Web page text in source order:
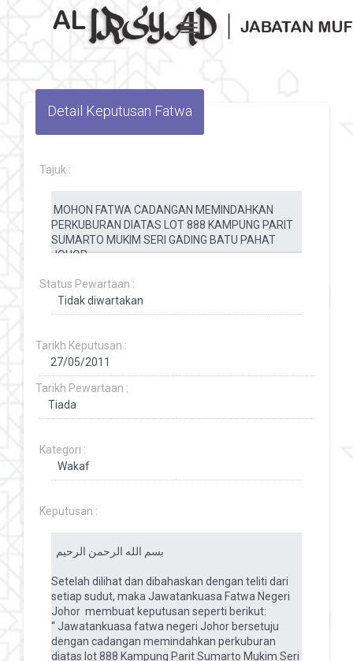
Toggle navigation
Detail Keputusan Fatwa
Tajuk :
Status Pewartaan :
Tarikh Keputusan :
Tarikh Pewartaan :
Kategori :
Keputusan :